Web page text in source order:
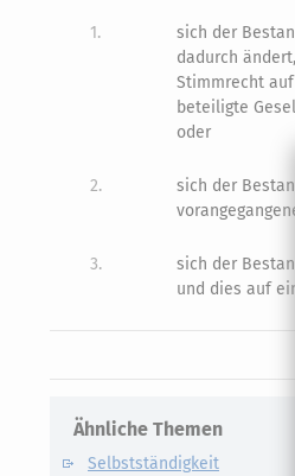
1.
sich der
dadurch
Stimmrecht
beteiligte
oder
2.
sich der
3.
sich der
und dies auf
Ähnliche Themen
Selbstständigkeit